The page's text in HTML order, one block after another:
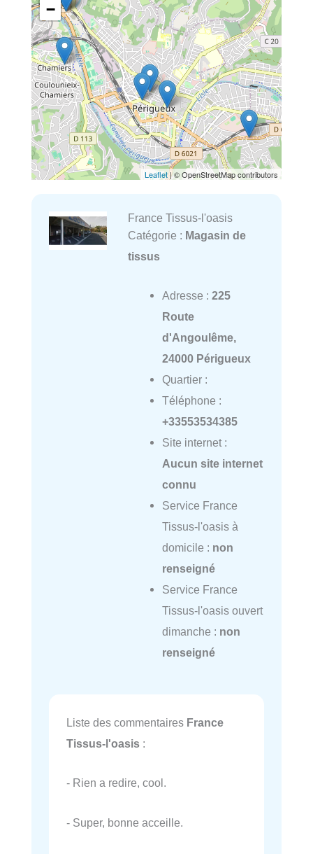
−
Leaflet| © OpenStreetMap contributors
France Tissus-l'oasis
Catégorie : Magasin de
tissus
Adresse : 225
Route
d'Angoulême,
24000 Périgueux
Quartier :
Téléphone :
+33553534385
Site internet :
Aucun site internet
connu
Service France
Tissus-l'oasis à
domicile : non
renseigné
Service France
Tissus-l'oasis ouvert
dimanche : non
renseigné
Liste des commentaires France
Tissus-l'oasis :
- Rien a redire, cool.
- Super, bonne acceille.